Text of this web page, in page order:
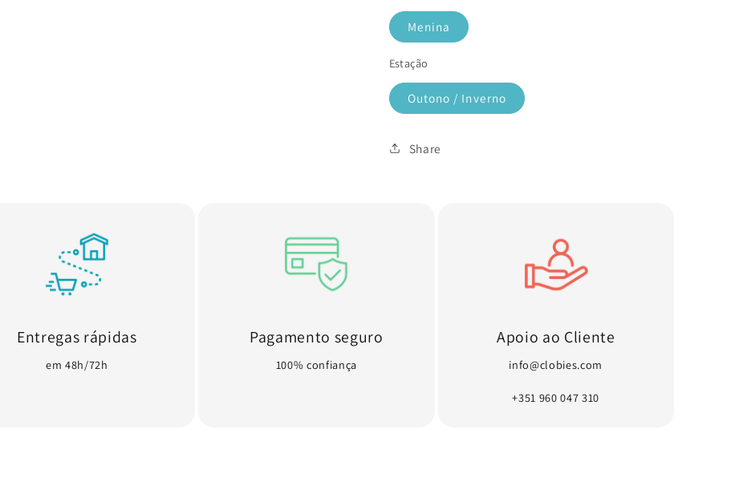
Menina
Estação
Outono / Inverno
Share
Entregas rápidas
em 48h/72h
Pagamento seguro
100% confiança
Apoio ao Cliente
info@clobies.com
+351 960 047 310